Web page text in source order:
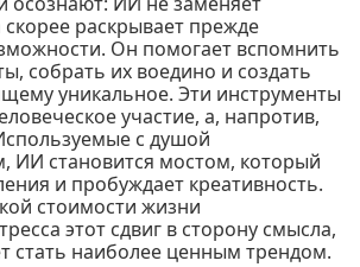
скорее раскрывает прежде
Он помогает вспомнить
собрать их воедино и создать
уникальное. Эти инструменты
участие, а, напротив,
с душой
ИИ становится мостом, который
и пробуждает креативность.
стоимости жизни
этот сдвиг в сторону смысла,
стать наиболее ценным трендом.